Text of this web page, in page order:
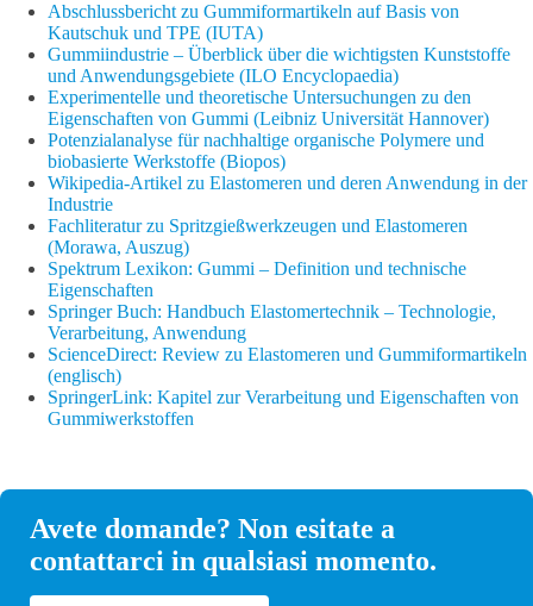
Abschlussbericht zu Gummiformartikeln auf Basis von
Kautschuk und TPE (IUTA)
Gummiindustrie – Überblick über die wichtigsten Kunststoffe
und Anwendungsgebiete (ILO Encyclopaedia)
Experimentelle und theoretische Untersuchungen zu den
Eigenschaften von Gummi (Leibniz Universität Hannover)
Potenzialanalyse für nachhaltige organische Polymere und
biobasierte Werkstoffe (Biopos)
Wikipedia-Artikel zu Elastomeren und deren Anwendung in der
Industrie
Fachliteratur zu Spritzgießwerkzeugen und Elastomeren
(Morawa, Auszug)
Spektrum Lexikon: Gummi – Definition und technische
Eigenschaften
Springer Buch: Handbuch Elastomertechnik – Technologie,
Verarbeitung, Anwendung
ScienceDirect: Review zu Elastomeren und Gummiformartikeln
(englisch)
SpringerLink: Kapitel zur Verarbeitung und Eigenschaften von
Gummiwerkstoffen
Avete domande? Non esitate a
contattarci in qualsiasi momento.